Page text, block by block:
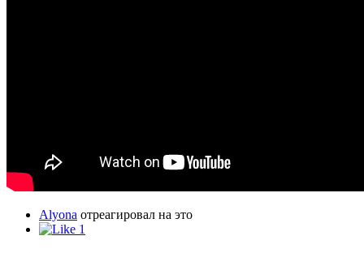
Alyona отреагировал на это
1